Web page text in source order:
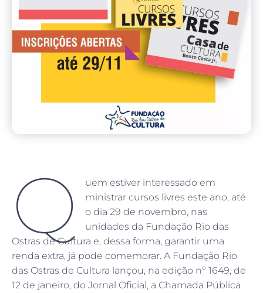
Q
uem estiver interessado em
ministrar cursos livres este ano, até
o dia 29 de novembro, nas
unidades da Fundação Rio das
Ostras de Cultura e, dessa forma, garantir uma
renda extra, já pode comemorar. A Fundação Rio
das Ostras de Cultura lançou, na edição nº 1649, de
12 de janeiro, do Jornal Oficial, a Chamada Pública